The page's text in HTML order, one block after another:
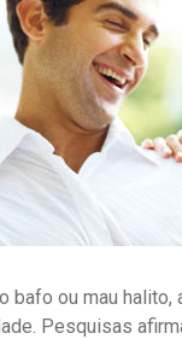
bafo ou mau
Pesquisas